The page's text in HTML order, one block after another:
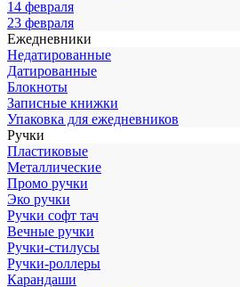
14 февраля
23 февраля
Ежедневники
Недатированные
Датированные
Блокноты
Записные книжки
Упаковка для ежедневников
Ручки
Пластиковые
Металлические
Промо ручки
Эко ручки
Ручки софт тач
Вечные ручки
Ручки-стилусы
Ручки-роллеры
Карандаши